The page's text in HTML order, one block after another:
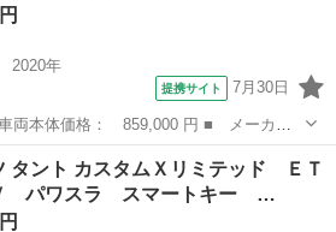
2020年
提携サイト 7月30日
ウェイク ■ グレード名： Ｌリミテ
６ ☆純正ナビ☆ＴＶ☆Ｂｌｕｅｔｏｏ
ク
タント カスタムＸリミテッド ＥＴ
パワスラ スマートキー …